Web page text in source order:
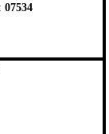
07534